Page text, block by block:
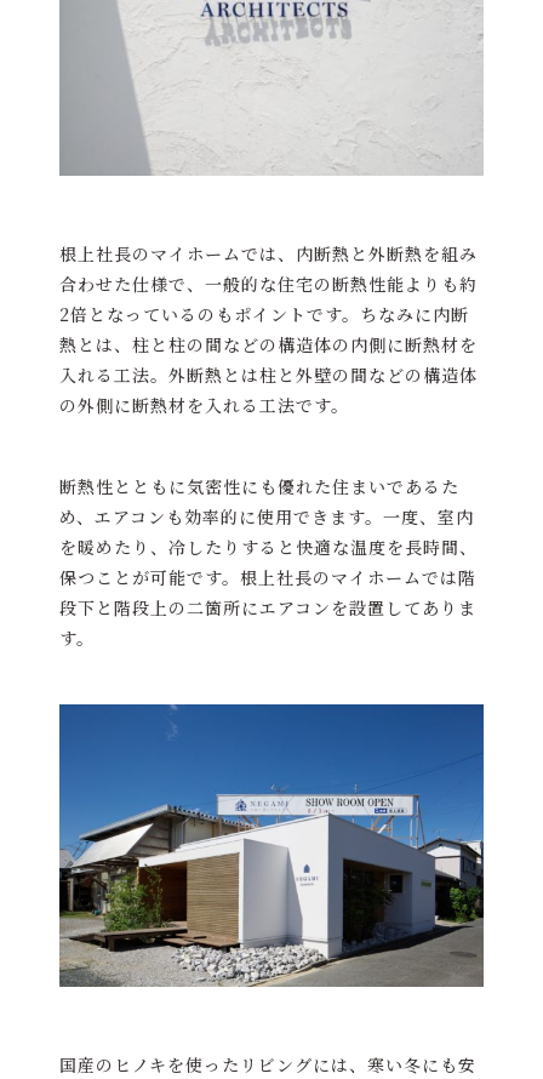
根上社長のマイホームでは、内断熱と外断熱を組み
合わせた仕様で、一般的な住宅の断熱性能よりも約
2倍となっているのもポイントです。ちなみに内断
熱とは、柱と柱の間などの構造体の内側に断熱材を
入れる工法。外断熱とは柱と外壁の間などの構造体
の外側に断熱材を入れる工法です。
断熱性とともに気密性にも優れた住まいであるた
め、エアコンも効率的に使用できます。一度、室内
を暖めたり、冷したりすると快適な温度を長時間、
保つことが可能です。根上社長のマイホームでは階
段下と階段上の二箇所にエアコンを設置してありま
す。
国産のヒノキを使ったリビングには、寒い冬にも安